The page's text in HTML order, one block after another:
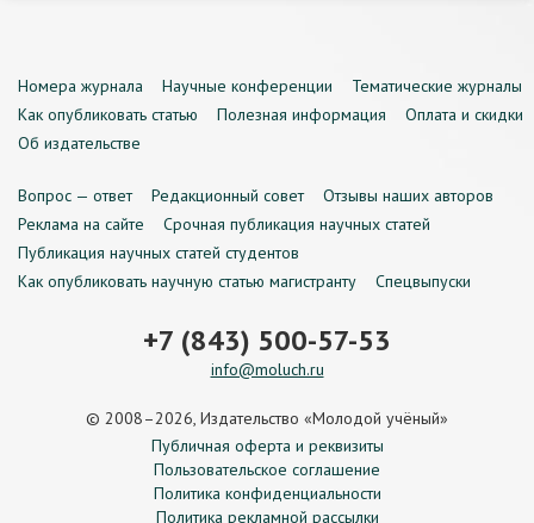
Номера журнала Научные конференции
Тематические журналы
Как опубликовать статью
Полезная информация
Оплата и скидки
Об издательстве
Вопрос — ответ Редакционный совет
Отзывы наших авторов
Реклама на сайте
Срочная публикация научных статей
Публикация научных статей студентов
Как опубликовать научную статью магистранту
Спецвыпуски
+7 (843) 500-57-53
info@moluch.ru
© 2008–2026, Издательство «Молодой учёный»
Публичная оферта и реквизиты
Пользовательское соглашение
Политика конфиденциальности
Политика рекламной рассылки